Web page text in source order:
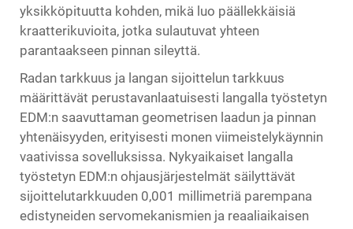
yksikköpituutta kohden, mikä luo päällekkäisiä
kraatterikuvioita, jotka sulautuvat yhteen
parantaakseen pinnan sileyttä.
Radan tarkkuus ja langan sijoittelun tarkkuus
määrittävät perustavanlaatuisesti langalla työstetyn
EDM:n saavuttaman geometrisen laadun ja pinnan
yhtenäisyyden, erityisesti monen viimeistelykäynnin
vaativissa sovelluksissa. Nykyaikaiset langalla
työstetyn EDM:n ohjausjärjestelmät säilyttävät
sijoittelutarkkuuden 0,001 millimetriä parempana
edistyneiden servomekanismien ja reaaliaikaisen